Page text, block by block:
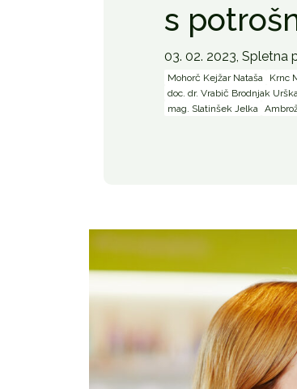
s
03. 02. 2023, Spletna
Mohorč Kejžar Nataša Krnc
doc. dr. Vrabič Brodnjak
mag. Slatinšek Jelka